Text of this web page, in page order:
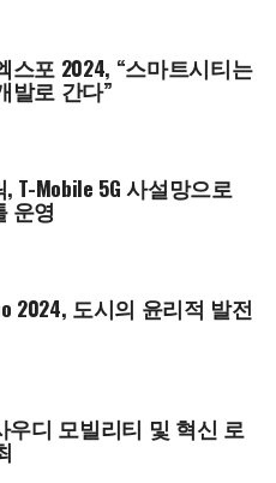
스포 2024, “스마트시티는
발로 간다”
T-Mobile 5G 사설망으로
운영
2024, 도시의 윤리적 발전
디 모빌리티 및 혁신 로